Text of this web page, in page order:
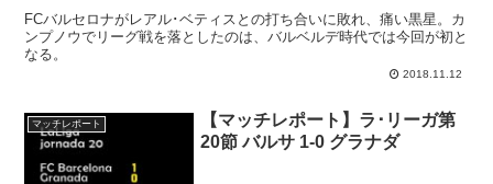
FCバルセロナがレアル･ベティスとの打ち合いに敗れ、痛い黒星。カ
ンプノウでリーグ戦を落としたのは、バルベルデ時代では今回が初と
なる。
2018.11.12
マッチレポート
【マッチレポート】ラ･リーガ第
20節 バルサ 1-0 グラナダ